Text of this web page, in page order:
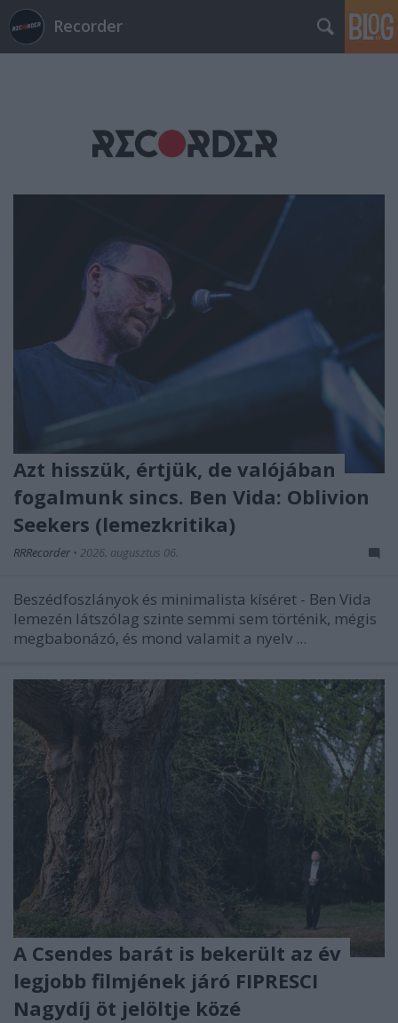
Recorder
Azt hisszük, értjük, de valójában
fogalmunk sincs. Ben Vida: Oblivion
Seekers (lemezkritika)
RRRecorder • 2026. augusztus 06.
Beszédfoszlányok és minimalista kíséret - Ben Vida
lemezén látszólag szinte semmi sem történik, mégis
megbabonázó, és mond valamit a nyelv ...
A Csendes barát is bekerült az év
legjobb filmjének járó FIPRESCI
Nagydíj öt jelöltje közé